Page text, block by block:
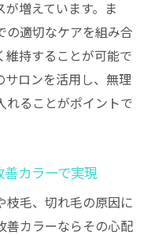
が増えています。ま
の適切なケアを組み合
維持することが可能で
サロンを活用し、無理
れることがポイントで
善カラーで実現
枝毛、切れ毛の原因に
善カラーならその心配